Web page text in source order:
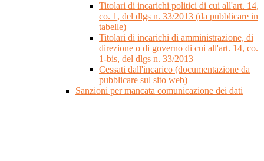
Titolari di incarichi politici di cui all'art. 14,
co. 1, del dlgs n. 33/2013 (da pubblicare in
tabelle)
Titolari di incarichi di amministrazione, di
direzione o di governo di cui all'art. 14, co.
1-bis, del dlgs n. 33/2013
Cessati dall'incarico (documentazione da
pubblicare sul sito web)
Sanzioni per mancata comunicazione dei dati